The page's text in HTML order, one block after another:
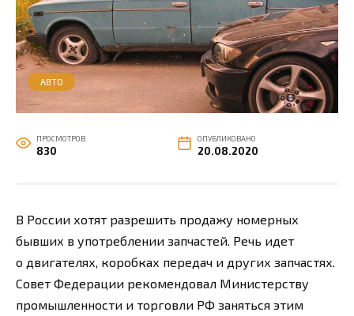
АВТО
ПРОСМОТРОВ
830
ОПУБЛИКОВАНО
20.08.2020
В России хотят разрешить продажу номерных
бывших в употреблении запчастей. Речь идет
о двигателях, коробках передач и других запчастях.
Совет Федерации рекомендовал Министерству
промышленности и торговли РФ заняться этим